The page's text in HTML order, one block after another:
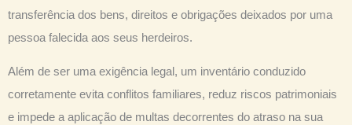
transferência dos bens, direitos e obrigações deixados por uma
pessoa falecida aos seus herdeiros.
Além de ser uma exigência legal, um inventário conduzido
corretamente evita conflitos familiares, reduz riscos patrimoniais
e impede a aplicação de multas decorrentes do atraso na sua